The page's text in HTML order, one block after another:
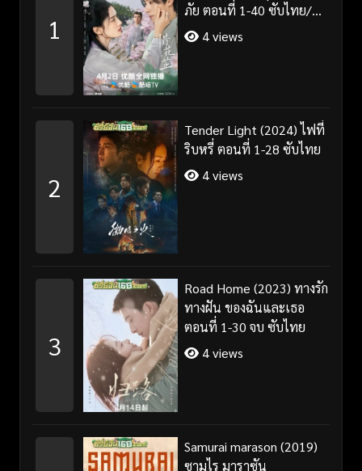
1
ภัย ตอนที่ 1-40 ซับไทย/
พากย์ไทย
4 views
2
Tender Light (2024) ไฟที่
ริบหรี่ ตอนที่ 1-28 ซับไทย
4 views
3
Road Home (2023) ทางรัก
ทางฝัน ของฉันและเธอ
ตอนที่ 1-30 จบ ซับไทย
4 views
Samurai marason (2019)
ซามูไร มาราซัน